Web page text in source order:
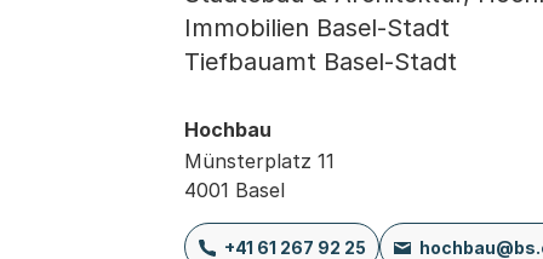
Immobilien Basel-Stadt
Tiefbauamt Basel-Stadt
Hochbau
Münsterplatz 11
4001 Basel
+41 61 267 92 25